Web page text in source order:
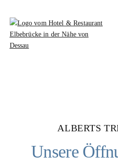
Inhalt
springen
ALBERTS
Unsere